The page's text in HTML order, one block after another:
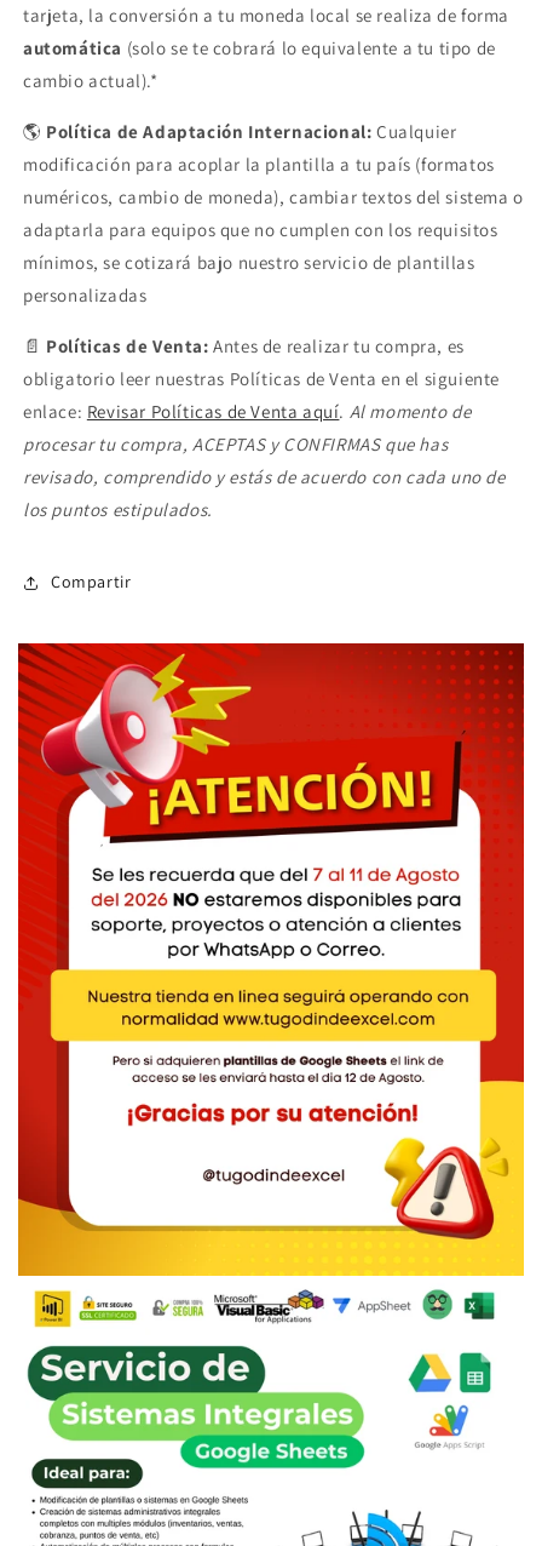
tarjeta, la conversión a tu moneda local se realiza de forma
automática (solo se te cobrará lo equivalente a tu tipo de
cambio actual).*
🌎 Política de Adaptación Internacional: Cualquier
modificación para acoplar la plantilla a tu país (formatos
numéricos, cambio de moneda), cambiar textos del sistema o
adaptarla para equipos que no cumplen con los requisitos
mínimos, se cotizará bajo nuestro servicio de plantillas
personalizadas
📄 Políticas de Venta: Antes de realizar tu compra, es
obligatorio leer nuestras Políticas de Venta en el siguiente
enlace: Revisar Políticas de Venta aquí. Al momento de
procesar tu compra, ACEPTAS y CONFIRMAS que has
revisado, comprendido y estás de acuerdo con cada uno de
los puntos estipulados.
Compartir